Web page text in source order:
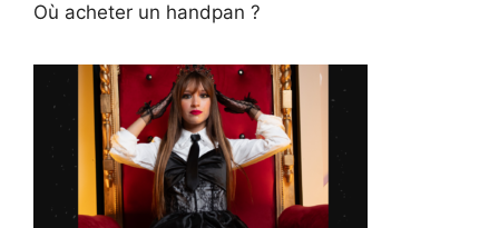
Où acheter un handpan ?